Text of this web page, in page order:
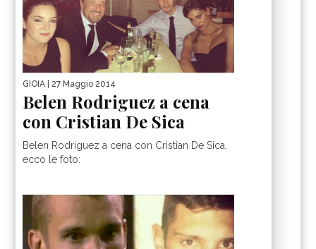
GIOIA | 27 Maggio 2014
Belen Rodriguez a cena
con Cristian De Sica
Belen Rodriguez a cena con Cristian De Sica,
ecco le foto: